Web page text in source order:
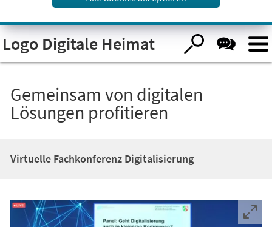
Visuelle
Assistenzsoftware
öffnen.
Logo Digitale Heimat
Gemeinsam von digitalen
Lösungen profitieren
Virtuelle Fachkonferenz Digitalisierung